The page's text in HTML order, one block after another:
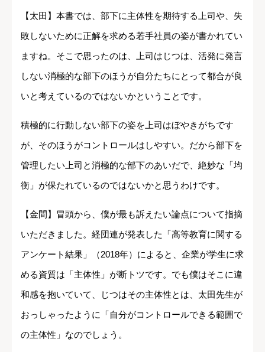
【太田】本書では、部下に主体性を期待する上司や、失
敗しないために正解を求める若手社員の姿が書かれてい
ますね。そこで思ったのは、上司はじつは、活発に発言
しない消極的な部下のほうが自分たちにとって都合が良
いと考えているのではないかということです。
積極的に行動しない部下の姿を上司はぼやきがちです
が、そのほうがコントロールはしやすい。だから部下を
管理したい上司と消極的な部下のあいだで、絶妙な「均
衡」が保たれているのではないかと思うわけです。
【金間】冒頭から、僕が最も訴えたい論点について指摘
いただきました。経団連が発表した「高等教育に関する
アンケート結果」（2018年）によると、企業が学生に求
める資質は「主体性」が断トツです。でも僕はそこに違
和感を抱いていて、じつはその主体性とは、太田先生が
おっしゃったように「自分がコントロールできる範囲で
の主体性」なのでしょう。